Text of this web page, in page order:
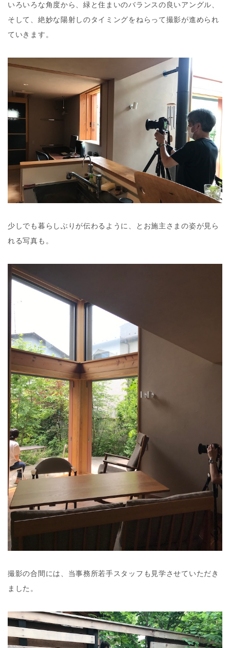
いろいろな角度から、緑と住まいのバランスの良いアングル、
そして、絶妙な陽射しのタイミングをねらって撮影が進められ
ていきます。
少しでも暮らしぶりが伝わるように、とお施主さまの姿が見ら
れる写真も。
撮影の合間には、当事務所若手スタッフも見学させていただき
ました。